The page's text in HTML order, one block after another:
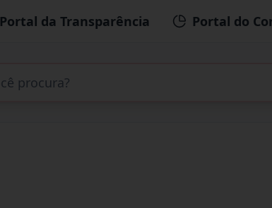
Portal da Transparência Portal do